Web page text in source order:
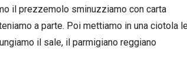
il prezzemolo sminuzziamo con carta
a parte. Poi mettiamo in una ciotola
il sale, il parmigiano reggiano